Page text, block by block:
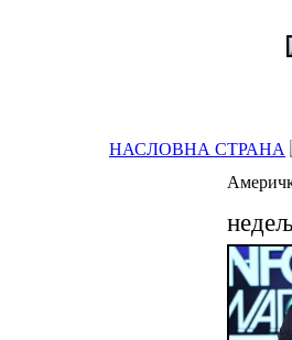
НАСЛОВНА СТРАНА